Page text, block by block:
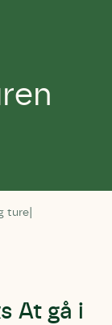
ture
At gå i